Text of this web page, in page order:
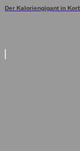
Der Kaloriengigant in